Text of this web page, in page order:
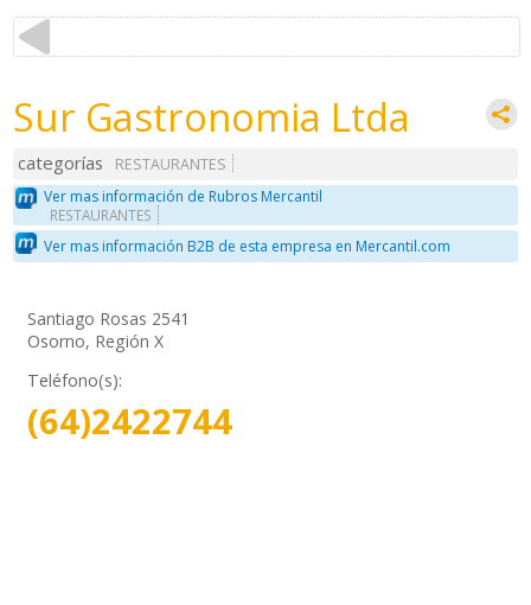
Sur Gastronomia Ltda
categorías
RESTAURANTES
Ver mas información de Rubros Mercantil
RESTAURANTES
Ver mas información B2B de esta empresa en Mercantil.com
Santiago Rosas 2541
Osorno, Región X
Teléfono(s):
(64)2422744